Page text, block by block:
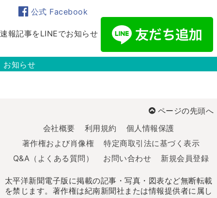
公式 Facebook
速報記事をLINEでお知らせ
お知らせ
ページの先頭へ
会社概要
利用規約
個人情報保護
著作権および肖像権
特定商取引法に基づく表示
Q&A（よくある質問）
お問い合わせ 新規会員登録
太平洋新聞電子版に掲載の記事・写真・図表など無断転載
を禁じます。著作権は紀南新聞社または情報提供者に属し